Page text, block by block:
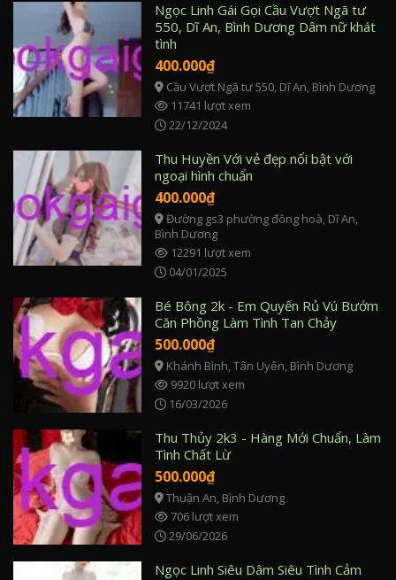
Ngọc Linh Gái Gọi Cầu Vượt Ngã tư
550, Dĩ An, Bình Dương Dâm nữ khát
tình
400.000₫
Cầu Vượt Ngã tư 550, Dĩ An, Bình Dương
11741 lượt xem
22/12/2024
Thu Huyền Với vẻ đẹp nổi bật với
ngoại hình chuẩn
400.000₫
Đường gs3 phường đông hoà, Dĩ An,
Bình Dương
12291 lượt xem
04/01/2025
Bé Bông 2k - Em Quyến Rủ Vú Bướm
Căn Phồng Làm Tình Tan Chảy
500.000₫
Khánh Bình, Tân Uyên, Bình Dương
9920 lượt xem
16/03/2026
Thu Thủy 2k3 - Hàng Mới Chuẩn, Làm
Tình Chất Lừ
500.000₫
Thuận An, Bình Dương
706 lượt xem
29/06/2026
Ngọc Linh Siêu Dâm Siêu Tình Cảm